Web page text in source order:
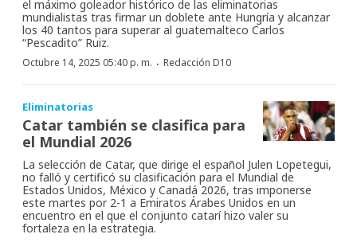
el máximo goleador histórico de las eliminatorias
mundialistas tras firmar un doblete ante Hungría y alcanzar
los 40 tantos para superar al guatemalteco Carlos
“Pescadito” Ruiz.
Octubre 14, 2025 05:40 p. m. · Redacción D10
Eliminatorias
Catar también se clasifica para
el Mundial 2026
La selección de Catar, que dirige el español Julen Lopetegui,
no falló y certificó su clasificación para el Mundial de
Estados Unidos, México y Canadá 2026, tras imponerse
este martes por 2-1 a Emiratos Árabes Unidos en un
encuentro en el que el conjunto catarí hizo valer su
fortaleza en la estrategia.